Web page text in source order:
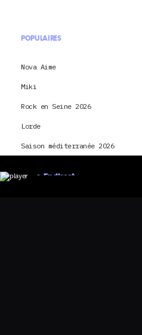
POPULAIRES
Nova Aime
Miki
Rock en Seine 2026
Lorde
Saison méditerranée 2026
En direct